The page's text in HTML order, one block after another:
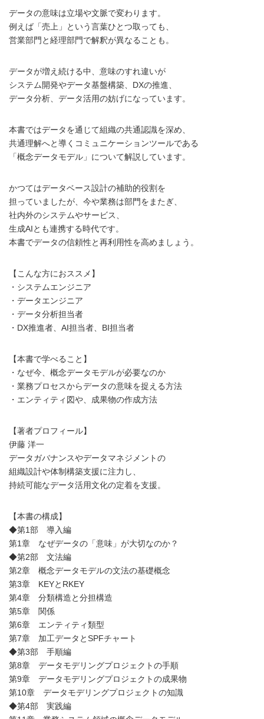
データの意味は立場や文脈で変わります。
例えば「売上」という言葉ひとつ取っても、
営業部門と経理部門で解釈が異なることも。
データが増え続ける中、意味のすれ違いが
システム開発やデータ基盤構築、DXの推進、
データ分析、データ活用の妨げになっています。
本書ではデータを通じて組織の共通認識を深め、
共通理解へと導くコミュニケーションツールである
「概念データモデル」について解説しています。
かつてはデータベース設計の補助的役割を
担っていましたが、今や業務は部門をまたぎ、
社内外のシステムやサービス、
生成AIとも連携する時代です。
本書でデータの信頼性と再利用性を高めましょう。
【こんな方におススメ】
・システムエンジニア
・データエンジニア
・データ分析担当者
・DX推進者、AI担当者、BI担当者
【本書で学べること】
・なぜ今、概念データモデルが必要なのか
・業務プロセスからデータの意味を捉える方法
・エンティティ図や、成果物の作成方法
【著者プロフィール】
伊藤 洋一
データガバナンスやデータマネジメントの
組織設計や体制構築支援に注力し、
持続可能なデータ活用文化の定着を支援。
【本書の構成】
◆第1部 導入編
第1章 なぜデータの「意味」が大切なのか？
◆第2部 文法編
第2章 概念データモデルの文法の基礎概念
第3章 KEYとRKEY
第4章 分類構造と分担構造
第5章 関係
第6章 エンティティ類型
第7章 加工データとSPFチャート
◆第3部 手順編
第8章 データモデリングプロジェクトの手順
第9章 データモデリングプロジェクトの成果物
第10章 データモデリングプロジェクトの知識
◆第4部 実践編